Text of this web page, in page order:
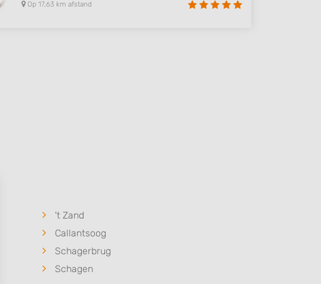
Op 17,63 km afstand
't Zand
Callantsoog
Schagerbrug
Schagen